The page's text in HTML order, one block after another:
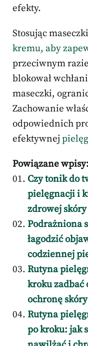
efekty.
Stosując
kremu, aby
przeciwnym
blokował
maseczki,
Zachowanie
odpowiednich
efektywnej
Powiązane wpisy:
Czy tonik do
pielęgnacji i
zdrowej skóry
Podrażniona
łagodzić
codziennej
Rutyna
kroku
ochronę
Rutyna
po kroku: jak